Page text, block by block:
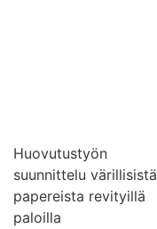
Huovutustyön
suunnittelu värillisistä
papereista revityillä
paloilla